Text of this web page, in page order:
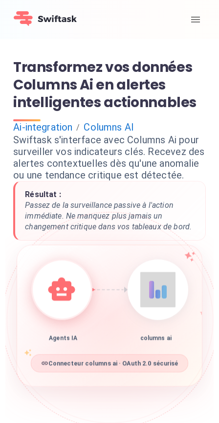
Transformez vos données
Columns Ai en alertes
intelligentes actionnables
Ai-integration / Columns AI
Swiftask s'interface avec Columns Ai pour
surveiller vos indicateurs clés. Recevez des
alertes contextuelles dès qu'une anomalie
ou une tendance critique est détectée.
Résultat :
Passez de la surveillance passive à l'action
immédiate. Ne manquez plus jamais un
changement critique dans vos tableaux de bord.
Agents IA columns ai
Connecteur columns ai · OAuth 2.0 sécurisé